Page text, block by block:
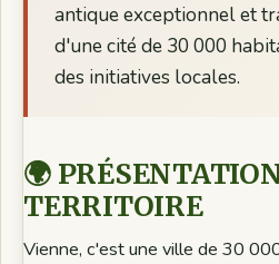
antique exceptionnel et
d'une cité de 30 000
des initiatives locales.
🌍
TERRITOIRE
Vienne, c'est une ville de 30